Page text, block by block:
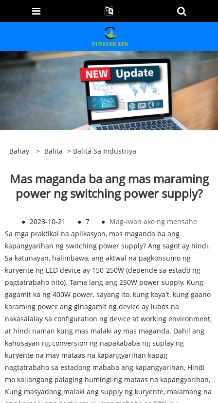
Bahay > Balita > Balita Sa Industriya
Mas maganda ba ang mas maraming
power ng switching power supply?
● 2023-10-21 ● 7 ● Mag-iwan ako ng mensahe
Sa mga praktikal na aplikasyon, mas maganda ba ang
kapangyarihan ng switching power supply? Ang sagot ay hindi.
Sa katunayan, halimbawa, ang aktwal na pagkonsumo ng
kuryente ng LED device ay 150-250W (depende sa estado ng
pagtatrabaho nito). Tama lang ang 250W power supply, Kung
gagamit ka ng 400W power, sayang ito, kung kaya't, kung gaano
karaming power ang ginagamit ng device ay lubos na
nakasalalay sa configuration ng device at working environment,
at hindi naman kung mas malaki ay mas maganda. Dahil ang
kahusayan ng conversion ng napakababa ng suplay ng
kuryente na may mataas na kapangyarihan kapag
nagtatrabaho sa estadong mababa ang kapangyarihan, Hindi
mo kailangang palaging humingi ng mataas na kapangyarihan,
Kung masyadong malaki ang supply ng kuryente, malamang na